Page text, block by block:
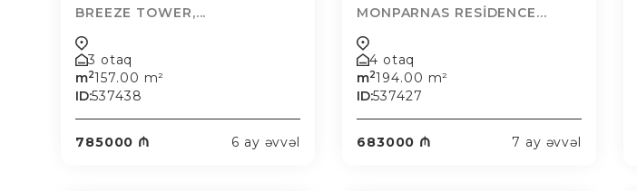
BREEZE TOWER,...
3 otaq
m2157.00 m²
ID:537438
785000 ₼ 6 ay əvvəl
MONPARNAS RESİDENCE...
4 otaq
m2194.00 m²
ID:537427
683000 ₼ 7 ay əvvəl